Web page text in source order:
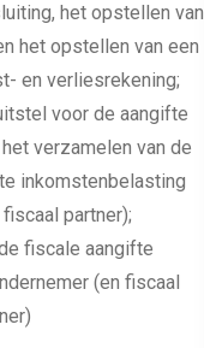
het opstellen van
het opstellen van een
en verliesrekening;
voor de aangifte
verzamelen van de
inkomstenbelasting
partner);
fiscale aangifte
(en fiscaal